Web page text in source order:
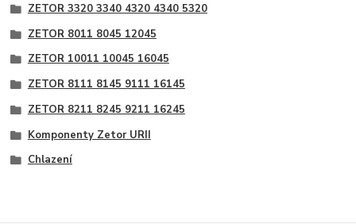
ZETOR 3320 3340 4320 4340 5320
ZETOR 8011 8045 12045
ZETOR 10011 10045 16045
ZETOR 8111 8145 9111 16145
ZETOR 8211 8245 9211 16245
Komponenty Zetor URII
Chlazení